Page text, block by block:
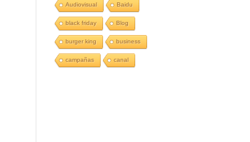
Audiovisual Baidu
black friday Blog
burger king business
campañas canal